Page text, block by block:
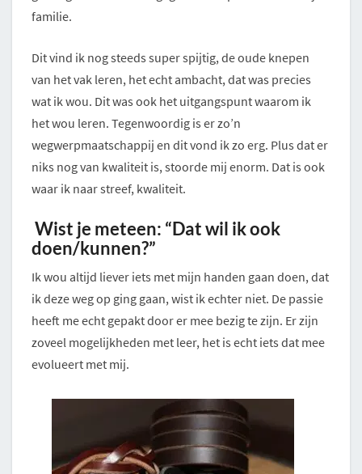
familie.
Dit vind ik nog steeds super spijtig, de oude knepen
van het vak leren, het echt ambacht, dat was precies
wat ik wou. Dit was ook het uitgangspunt waarom ik
het wou leren. Tegenwoordig is er zo’n
wegwerpmaatschappij en dit vond ik zo erg. Plus dat er
niks nog van kwaliteit is, stoorde mij enorm. Dat is ook
waar ik naar streef, kwaliteit.
Wist je meteen: “Dat wil ik ook
doen/kunnen?”
Ik wou altijd liever iets met mijn handen gaan doen, dat
ik deze weg op ging gaan, wist ik echter niet. De passie
heeft me echt gepakt door er mee bezig te zijn. Er zijn
zoveel mogelijkheden met leer, het is echt iets dat mee
evolueert met mij.